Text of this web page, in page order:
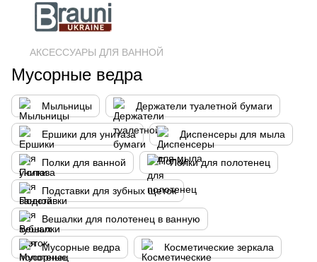
АКСЕССУАРЫ ДЛЯ ВАННОЙ
Мусорные ведра
Мыльницы Держатели туалетной бумаги
Ершики для унитаза Диспенсеры для мыла
Полки для ванной Полки для полотенец
Подставки для зубных щеток
Вешалки для полотенец в ванную
Мусорные ведра Косметические зеркала